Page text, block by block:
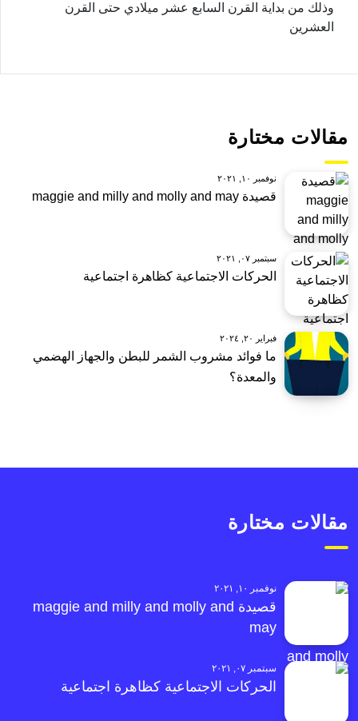
وذلك من بداية القرن السابع عشر ميلادي حتى القرن
العشرين
مقالات مختارة
نوفمبر ١٠, ٢٠٢١
قصيدة maggie and milly and molly and may
سبتمبر ٠٧, ٢٠٢١
الحركات الاجتماعية كظاهرة اجتماعية
فبراير ٢٠, ٢٠٢٤
ما فوائد مشروب الشمر للبطن والجهاز الهضمي
والمعدة؟
مقالات مختارة
نوفمبر ١٠, ٢٠٢١
قصيدة maggie and milly and molly and
may
سبتمبر ٠٧, ٢٠٢١
الحركات الاجتماعية كظاهرة اجتماعية